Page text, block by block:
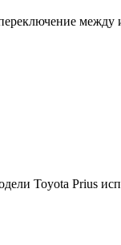
между
Toyota Prius